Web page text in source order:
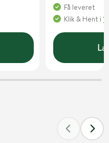
Få leveret
Klik & Hent i